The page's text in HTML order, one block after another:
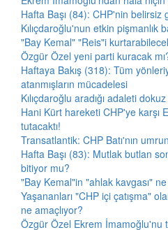
Hafta Başı (84): CHP'nin belirsiz
Kılıçdaroğlu'nun etkin pişmanlık
"Bay Kemal" "Reis"i
Özgür Özel yeni parti kuracak
Haftaya Bakış (318): Tüm
atanmışların mücadelesi
Kılıçdaroğlu aradığı adaleti
Hani Kürt hareketi CHP'ye karşı
tutacaktı!
Transatlantik: CHP Batı'nın
Hafta Başı (83): Mutlak butlan
bitiyor mu?
"Bay Kemal"in "ahlak kavgası" ne
Yaşananları "CHP içi çatışma"
ne amaçlıyor?
Özgür Özel Ekrem İmamoğlu'nu